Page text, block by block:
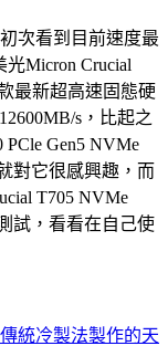
次看到目前速度最
光Micron Crucial
最新超高速固態硬
s，比起之
Gen5 NVMe
對它很感興趣，而
T705 NVMe
試，看看在自己使
統冷製法製作的天